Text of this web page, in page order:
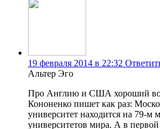
19 февраля 2014 в 22:32
Альтер Эго
Про Англию и США хороший
Кононенко пишет как раз:
университет находится на 79-м
университетов мира. А в